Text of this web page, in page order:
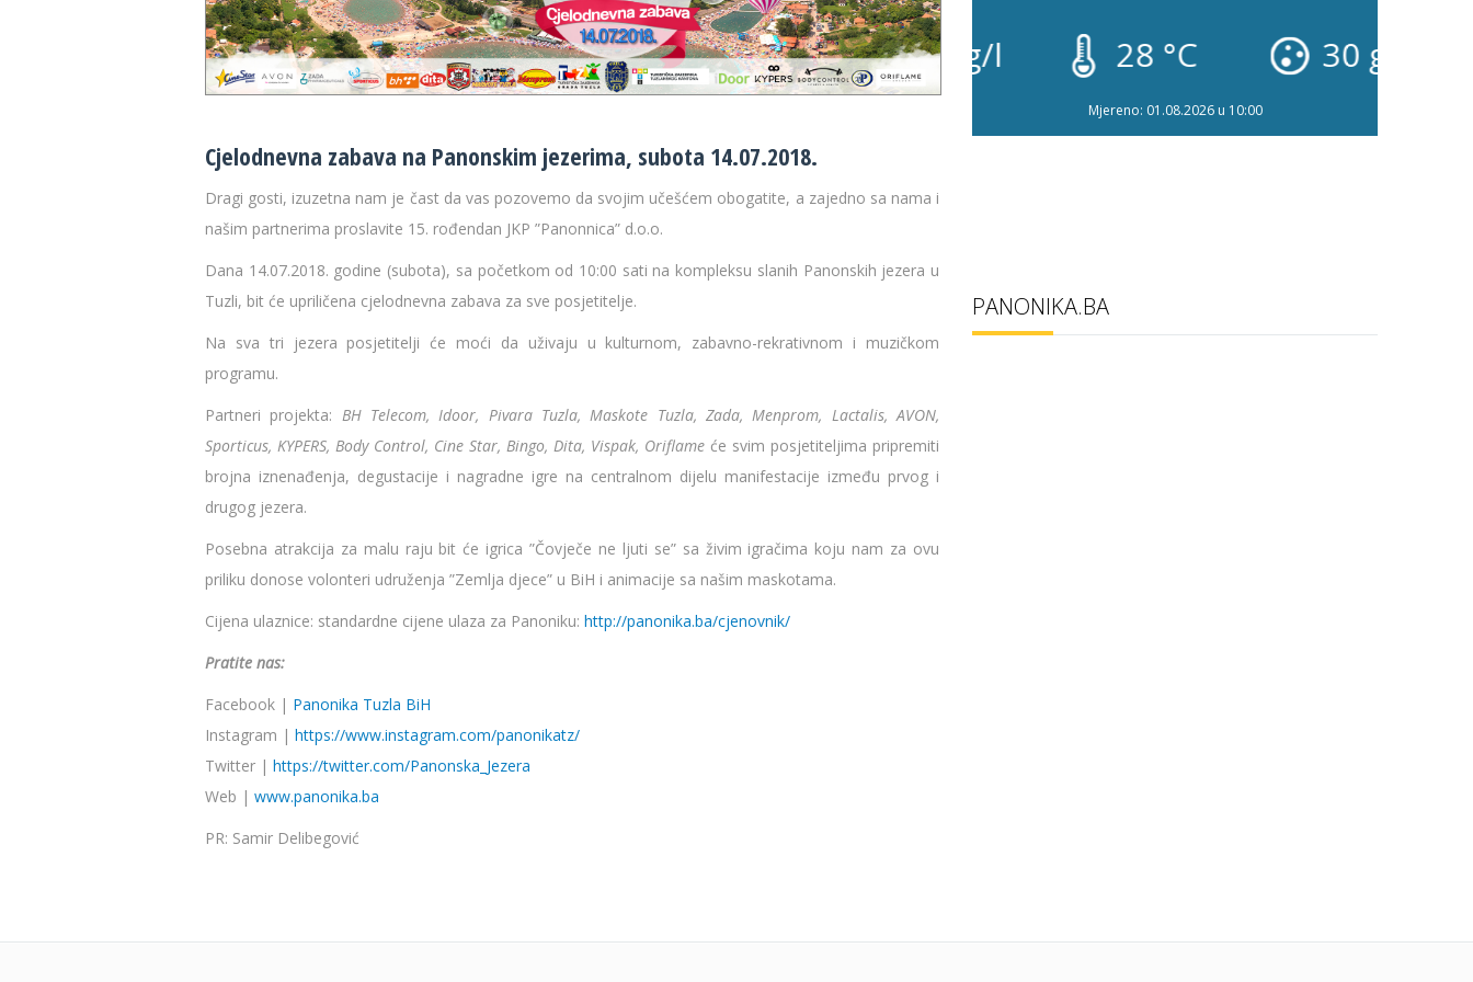
Cjelodnevna zabava na Panonskim jezerima, subota 14.07.2018.
Dragi gosti, izuzetna nam je čast da vas pozovemo da svojim učešćem obogatite, a zajedno sa nama i
našim partnerima proslavite 15. rođendan JKP ”Panonnica” d.o.o.
Dana 14.07.2018. godine (subota), sa početkom od 10:00 sati na kompleksu slanih Panonskih jezera u
Tuzli, bit će upriličena cjelodnevna zabava za sve posjetitelje.
Na sva tri jezera posjetitelji će moći da uživaju u kulturnom, zabavno-rekrativnom i muzičkom
programu.
Partneri projekta: BH Telecom, Idoor, Pivara Tuzla, Maskote Tuzla, Zada, Menprom, Lactalis, AVON,
Sporticus, KYPERS, Body Control, Cine Star, Bingo, Dita, Vispak, Oriflame će svim posjetiteljima pripremiti
brojna iznenađenja, degustacije i nagradne igre na centralnom dijelu manifestacije između prvog i
drugog jezera.
Posebna atrakcija za malu raju bit će igrica ”Čovječe ne ljuti se” sa živim igračima koju nam za ovu
priliku donose volonteri udruženja ”Zemlja djece” u BiH i animacije sa našim maskotama.
Cijena ulaznice: standardne cijene ulaza za Panoniku: http://panonika.ba/cjenovnik/
Pratite nas:
Facebook | Panonika Tuzla BiH
Instagram | https://www.instagram.com/panonikatz/
Twitter | https://twitter.com/Panonska_Jezera
Web | www.panonika.ba
PR: Samir Delibegović
28 °C 30 g/l 28 °C 30 g/l 28 °C 30 g/l
Mjereno: 01.08.2026 u 10:00
PANONIKA.BA